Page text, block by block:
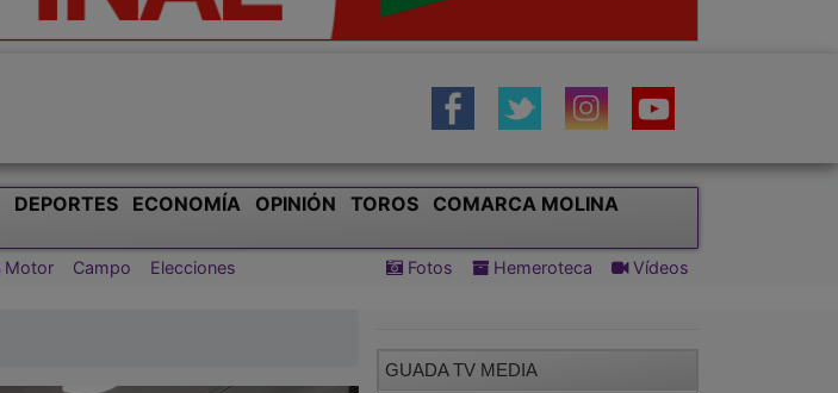
DEPORTES ECONOMÍA OPINIÓN TOROS
COMARCA MOLINA
Motor Campo Elecciones Fotos Hemeroteca Vídeos
GUADA TV MEDIA